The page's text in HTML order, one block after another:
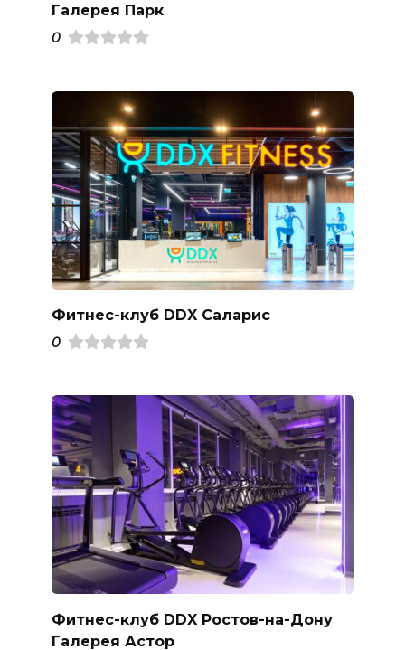
Галерея Парк
0
Фитнес-клуб DDX Саларис
0
Фитнес-клуб DDX Ростов-на-Дону
Галерея Астор